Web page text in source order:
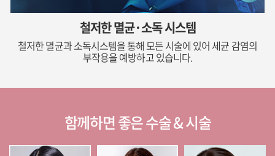
철저한 멸균·소독 시스템
철저한 멸균과 소독시스템을 통해 모든 시술에 있어 세균 감염의
부작용을 예방하고 있습니다.
함께하면 좋은 수술 & 시술